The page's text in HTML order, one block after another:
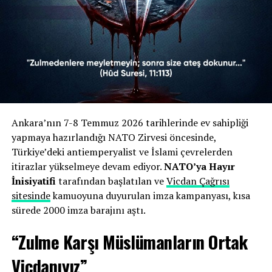
edilmiş, İsrail’in cesaretini bu emperyalist zırhtan
aldığı savunulmuştu.
Dini Referanslar:Hûd Suresi (11/113) ve Âl-i
İmrân Suresi (3/160) gibi Kur’an-ı Kerim
ayetlerine atıfta bulunularak, zulmedenlere
meyletmemenin dini bir sorumluluk olduğu
vurgulanmıştı.
Zirveye Tepki:7-8 Temmuz tarihlerinde
Ankara’da gerçekleştirilen zirve “ihanet” olarak
nitelendirilmiş ve emperyalist güçlerin Türkiye
topraklarında ağırlanmasının kabul edilemez
olduğu belirtilmişti.
İnisiyatif üyeleri, sitenin kapatılmasının ardından hukuki
haklarını arayacaklarını belirtirken, karara Ankara 3.
Ankara’nın 7-8 Temmuz 2026 tarihlerinde ev sahipliği
yapmaya hazırlandığı NATO Zirvesi öncesinde,
Türkiye’deki antiemperyalist ve İslami çevrelerden
itirazlar yükselmeye devam ediyor.NATO’ya Hayır
İnisiyatifitarafından başlatılan veVicdan Çağrısı
sitesindekamuoyuna duyurulan imza kampanyası, kısa
sürede 2000 imza barajını aştı.
“Zulme Karşı Müslümanların Ortak
Vicdanıyız”